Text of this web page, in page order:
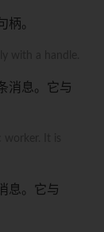
柄。
消息。它与
息。它与